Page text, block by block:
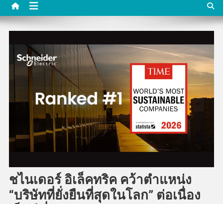
ชไนเดอร์ อิเล็คทริค คว้าตำแหน่ง
“บริษัทที่ยั่งยืนที่สุดในโลก” ต่อเนื่อง